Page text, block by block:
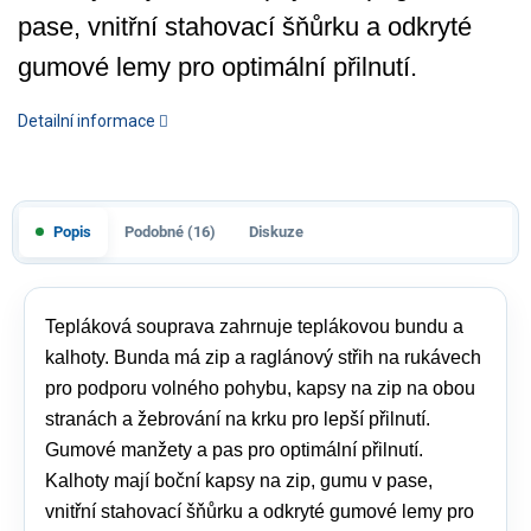
pase, vnitřní stahovací šňůrku a odkryté
gumové lemy pro optimální přilnutí.
Detailní informace
Popis Podobné (16) Diskuze
Tepláková souprava zahrnuje teplákovou bundu a
kalhoty. Bunda má zip a raglánový střih na rukávech
pro podporu volného pohybu, kapsy na zip na obou
stranách a žebrování na krku pro lepší přilnutí.
Gumové manžety a pas pro optimální přilnutí.
Kalhoty mají boční kapsy na zip, gumu v pase,
vnitřní stahovací šňůrku a odkryté gumové lemy pro